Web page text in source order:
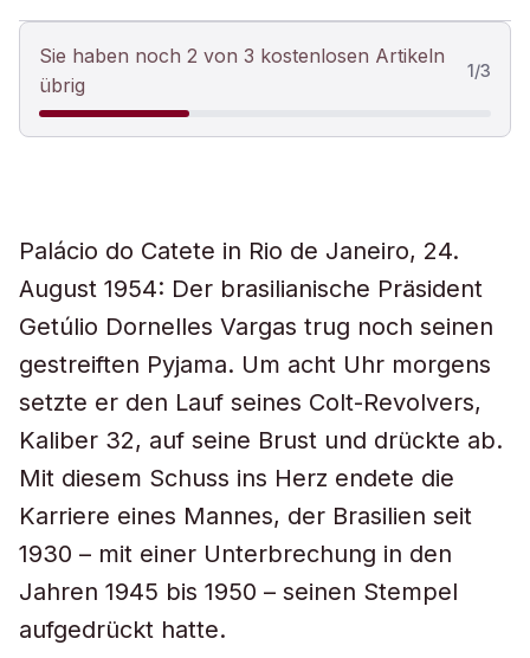
Sie haben noch 2 von 3 kostenlosen Artikeln
übrig
1/3
Palácio do Catete in Rio de Janeiro, 24.
August 1954: Der brasilianische Präsident
Getúlio Dornelles Vargas trug noch seinen
gestreiften Pyjama. Um acht Uhr morgens
setzte er den Lauf seines Colt-Revolvers,
Kaliber 32, auf seine Brust und drückte ab.
Mit diesem Schuss ins Herz endete die
Karriere eines Mannes, der Brasilien seit
1930 – mit einer Unterbrechung in den
Jahren 1945 bis 1950 – seinen Stempel
aufgedrückt hatte.